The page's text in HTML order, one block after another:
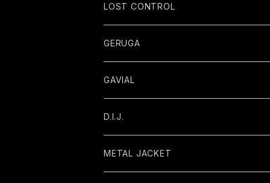
LOST CONTROL
GERUGA
GAVIAL
D.I.J.
METAL JACKET